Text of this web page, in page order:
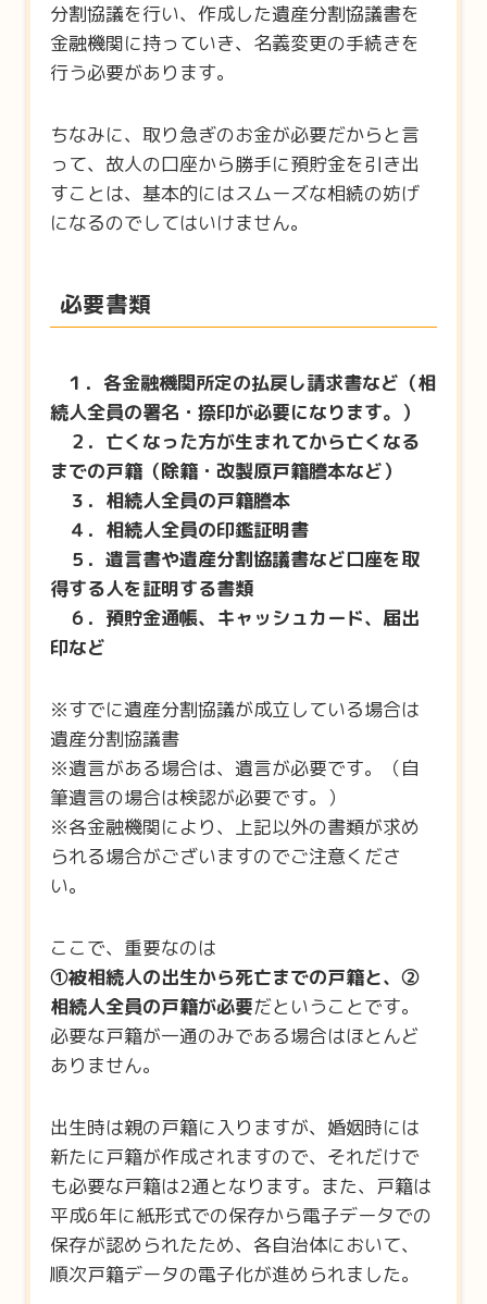
分割協議を行い、作成した遺産分割協議書を
金融機関に持っていき、名義変更の手続きを
行う必要があります。
ちなみに、取り急ぎのお金が必要だからと言
って、故人の口座から勝手に預貯金を引き出
すことは、基本的にはスムーズな相続の妨げ
になるのでしてはいけません。
必要書類
１．各金融機関所定の払戻し請求書など（相
続人全員の署名・捺印が必要になります。）
２．亡くなった方が生まれてから亡くなる
までの戸籍（除籍・改製原戸籍謄本など）
３．相続人全員の戸籍謄本
４．相続人全員の印鑑証明書
５．遺言書や遺産分割協議書など口座を取
得する人を証明する書類
６．預貯金通帳、キャッシュカード、届出
印など
※すでに遺産分割協議が成立している場合は
遺産分割協議書
※遺言がある場合は、遺言が必要です。（自
筆遺言の場合は検認が必要です。）
※各金融機関により、上記以外の書類が求め
られる場合がございますのでご注意くださ
い。
ここで、重要なのは
①被相続人の出生から死亡までの戸籍と、②
相続人全員の戸籍が必要だということです。
必要な戸籍が一通のみである場合はほとんど
ありません。
出生時は親の戸籍に入りますが、婚姻時には
新たに戸籍が作成されますので、それだけで
も必要な戸籍は2通となります。また、戸籍は
平成6年に紙形式での保存から電子データでの
保存が認められたため、各自治体において、
順次戸籍データの電子化が進められました。